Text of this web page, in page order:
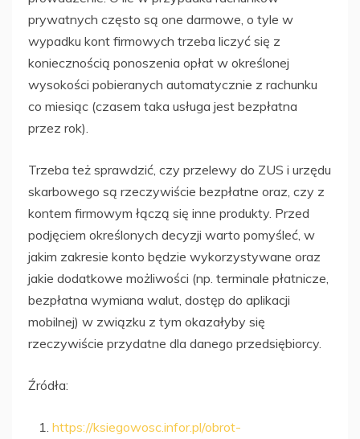
prywatnych często są one darmowe, o tyle w
wypadku kont firmowych trzeba liczyć się z
koniecznością ponoszenia opłat w określonej
wysokości pobieranych automatycznie z rachunku
co miesiąc (czasem taka usługa jest bezpłatna
przez rok).
Trzeba też sprawdzić, czy przelewy do ZUS i urzędu
skarbowego są rzeczywiście bezpłatne oraz, czy z
kontem firmowym łączą się inne produkty. Przed
podjęciem określonych decyzji warto pomyśleć, w
jakim zakresie konto będzie wykorzystywane oraz
jakie dodatkowe możliwości (np. terminale płatnicze,
bezpłatna wymiana walut, dostęp do aplikacji
mobilnej) w związku z tym okazałyby się
rzeczywiście przydatne dla danego przedsiębiorcy.
Źródła:
https://ksiegowosc.infor.pl/obrot-